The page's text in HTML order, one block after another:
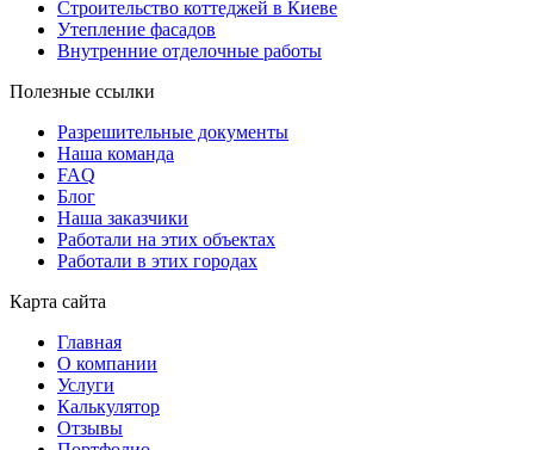
Строительство коттеджей в Киеве
Утепление фасадов
Внутренние отделочные работы
Полезные ссылки
Разрешительные документы
Наша команда
FAQ
Блог
Наша заказчики
Работали на этих объектах
Работали в этих городах
Карта сайта
Главная
О компании
Услуги
Калькулятор
Отзывы